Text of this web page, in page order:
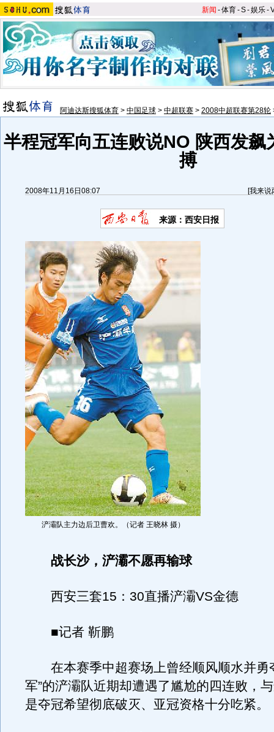
新闻 -体育-S-娱乐-
阿迪达斯搜狐体育 > 中国足球 > 中超联赛 > 2008中超联赛第28轮
半程冠军向五连败说NO 陕西发飙
搏
2008年11月16日08:07 [我来说
来源：西安日报
浐灞队主力边后卫曹欢。（记者 王晓林 摄）
战长沙，浐灞不愿再输球
西安三套15：30直播浐灞VS金德
■记者 靳鹏
在本赛季中超赛场上曾经顺风顺水并勇
军”的浐灞队近期却遭遇了尴尬的四连败，
是夺冠希望彻底破灭、亚冠资格十分吃紧。